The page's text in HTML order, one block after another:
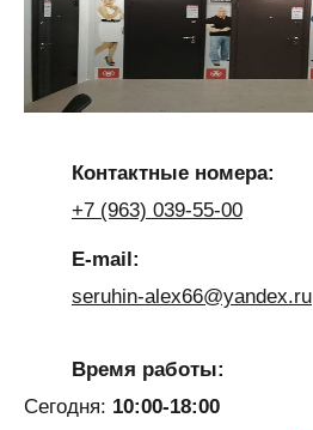
Контактные номера:
+7 (963) 039-55-00
E-mail:
seruhin-alex66@yandex.ru
Время работы:
Сегодня: 10:00-18:00